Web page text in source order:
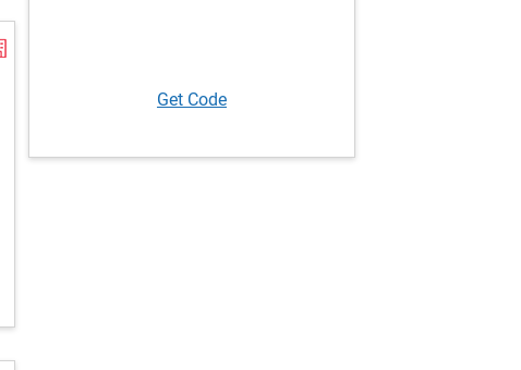
Get Code